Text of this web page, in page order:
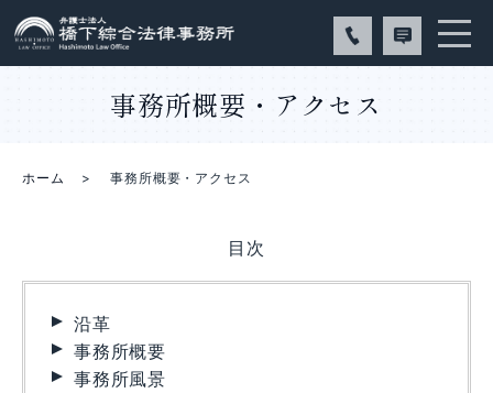
事務所概要・アクセス
ホーム 事務所概要・アクセス
⽬次
沿革
事務所概要
事務所風景